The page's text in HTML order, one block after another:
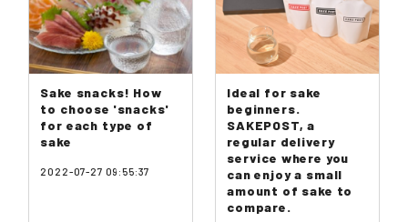
Sake snacks! How
to choose 'snacks'
for each type of
sake
2022-07-27 09:55:37
Ideal for sake
beginners.
SAKEPOST, a
regular delivery
service where you
can enjoy a small
amount of sake to
compare.